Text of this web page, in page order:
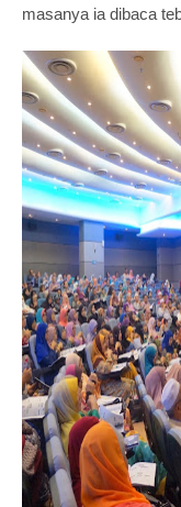
masanya ia dibaca